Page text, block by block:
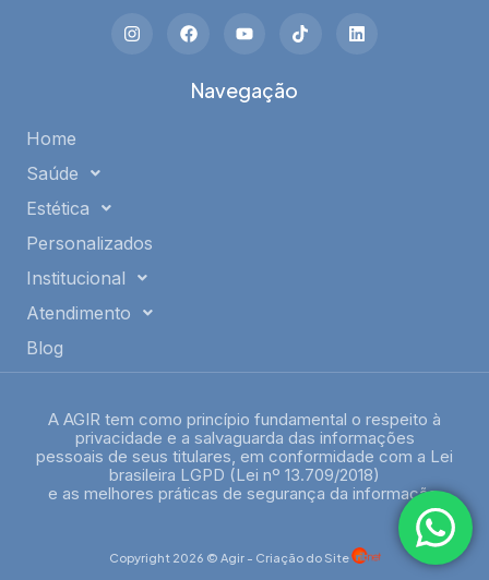
Navegação
Home
Saúde
Estética
Personalizados
Institucional
Atendimento
Blog
A AGIR tem como princípio fundamental o respeito à
privacidade e a salvaguarda das informações
pessoais de seus titulares, em conformidade com a Lei
brasileira LGPD (Lei nº 13.709/2018)
e as melhores práticas de segurança da informação.
Copyright 2026 © Agir - Criação do Site